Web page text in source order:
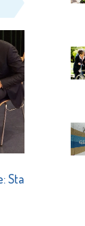
Sta